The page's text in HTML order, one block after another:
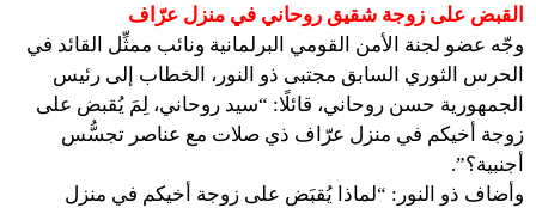
القبض على زوجة شقيق روحاني في منزل عرّاف
وجّه عضو لجنة الأمن القومي البرلمانية ونائب ممثِّل القائد في
الحرس الثوري السابق مجتبى ذو النور، الخطاب إلى رئيس
الجمهورية حسن روحاني، قائلًا: “سيد روحاني، لِمَ يُقبض على
زوجة أخيكم في منزل عرّاف ذي صلات مع عناصر تجسُّس
أجنبية؟”.
وأضاف ذو النور: “لماذا يُقبَض على زوجة أخيكم في منزل